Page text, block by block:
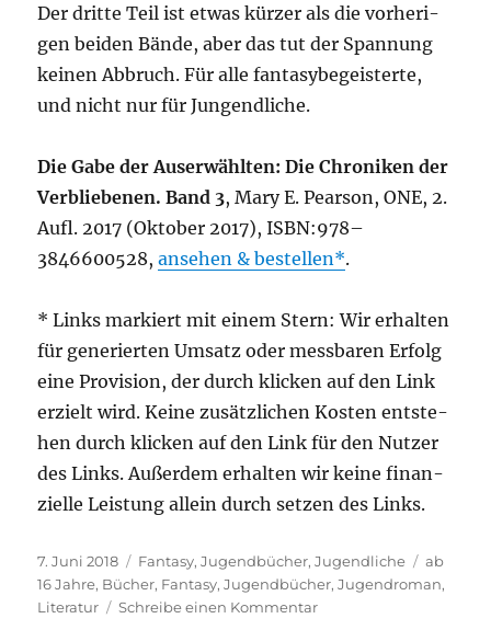
Der drit­te Teil ist etwas kür­zer als die vor­he­ri­
gen bei­den Bän­de, aber das tut der Span­nung
kei­nen Abbruch. Für alle fan­ta­sy­be­geis­ter­te,
und nicht nur für Jungendliche.
Die Gabe der Aus­er­wähl­ten: Die Chro­ni­ken der
Ver­blie­be­nen. Band 3, Mary E. Pear­son, ONE, 2.
Aufl. 2017 (Okto­ber 2017), ISBN:978–
3846600528,anse­hen & bestel­len .
* Links mar­kiert mit einem Stern: Wir erhal­ten
für gene­rier­ten Umsatz oder mess­ba­ren Erfolg
eine Pro­vi­si­on, der durch kli­cken auf den Link
erzielt wird. Kei­ne zusätz­li­chen Kos­ten ent­ste­
hen durch kli­cken auf den Link für den Nut­zer
des Links. Außer­dem erhal­ten wir kei­ne finan­
zi­el­le Leis­tung allein durch set­zen des Links.
Veröffentlicht
am
7. Juni 2018 Kategorien
Fantasy,Jugendbücher,Jugendliche
ab
16 Jahre, Bücher, Fantasy,Jugendbücher,Jugendroman,
Literatur
Schreibe einen Kommentarzu